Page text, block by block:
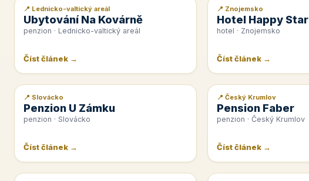
📰 PR článek
📍 Lednicko-valtický areál
Ubytování Na Kovárně
penzion · Lednicko-valtický areál
Číst článek →
📰 PR článek
📍 Znojemsko
Hotel Happy Star
hotel · Znojemsko
Číst článek →
📰 PR článek
📍 Slovácko
Penzion U Zámku
penzion · Slovácko
Číst článek →
📰 PR článek
📍 Český Krumlov
Pension Faber
penzion · Český Krumlov
Číst článek →